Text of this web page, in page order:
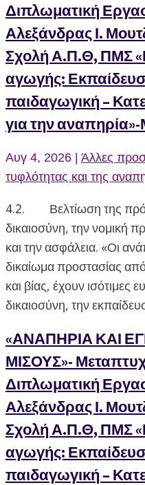
Διπλωματική
Αλεξάνδρας Ι.
Σχολή Α.Π.Θ, ΠΜΣ
αγωγής:
παιδαγωγική –
για την
Αυγ 4, 2026
Άλλες
τυφλότητας και της
4.2. Βελτίωση της
δικαιοσύνη, την νομική
και την ασφάλεια. «Οι
δικαίωμα προστασίας
και βίας, έχουν ισότιμες
δικαιοσύνη, την
«ΑΝΑΠΗΡΙΑ ΚΑΙ
ΜΙΣΟΥΣ»-
Διπλωματική
Αλεξάνδρας Ι.
Σχολή Α.Π.Θ, ΠΜΣ
αγωγής:
παιδαγωγική –